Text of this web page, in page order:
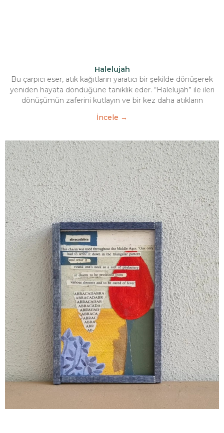
Halelujah
Bu çarpıcı eser, atık kağıtların yaratıcı bir şekilde dönüşerek
yeniden hayata döndüğüne tanıklık eder. “Halelujah” ile ileri
dönüşümün zaferini kutlayın ve bir kez daha atıkların
İncele →